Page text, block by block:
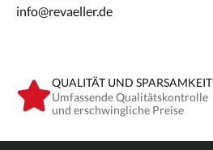
info@revaeller.de
QUALITÄT UND SPARSAMKEIT
Umfassende Qualitätskontrolle
und erschwingliche Preise